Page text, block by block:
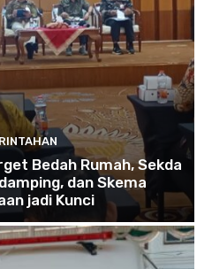
Bedah Rumah, Sekda
dan Skema
jadi Kunci